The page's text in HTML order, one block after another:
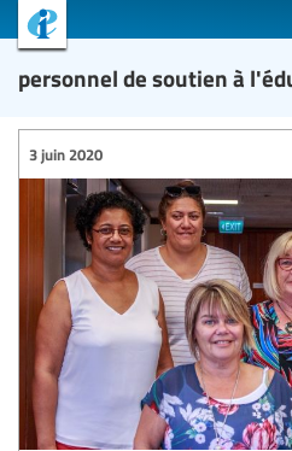
personnel de soutien à
3 juin 2020